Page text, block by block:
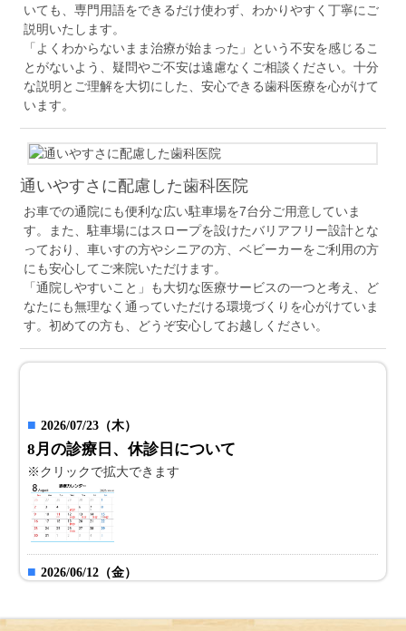
いても、専門用語をできるだけ使わず、わかりやすく丁寧にご
説明いたします。
「よくわからないまま治療が始まった」という不安を感じるこ
とがないよう、疑問やご不安は遠慮なくご相談ください。十分
な説明とご理解を大切にした、安心できる歯科医療を心がけて
います。
通いやすさに配慮した歯科医院
お車での通院にも便利な広い駐車場を7台分ご用意していま
す。また、駐車場にはスロープを設けたバリアフリー設計とな
っており、車いすの方やシニアの方、ベビーカーをご利用の方
にも安心してご来院いただけます。
「通院しやすいこと」も大切な医療サービスの一つと考え、ど
なたにも無理なく通っていただける環境づくりを心がけていま
す。初めての方も、どうぞ安心してお越しください。